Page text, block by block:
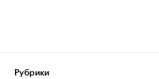
Рубрики